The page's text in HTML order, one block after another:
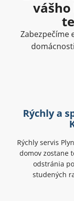
Zabezpečíme
Rýchly a
Rýchly servis
domov zostane
odstránia
studených